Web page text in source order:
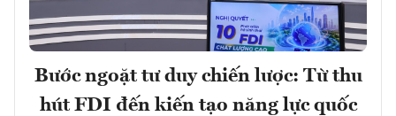
Bước ngoặt tư duy chiến lược: Từ thu
hút FDI đến kiến tạo năng lực quốc